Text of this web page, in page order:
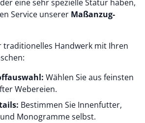
eine sehr spezielle Statur haben,
Service unserer Maßanzug-
traditionelles Handwerk mit Ihren
Webereien.
Monogramme selbst.